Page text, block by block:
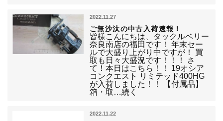
2022.11.27
ご無沙汰の中古入荷速報！
皆様こんにちは、タックルベリー
奈良南店の福田です！ 年末セー
ルで大盛り上がり中ですが！ 買
取も日々大盛況です！！！ さ
て！本日はこちら！！ 19オシア
コンクエスト リミテッド400HG
が入荷しました！！ 【付属品】
箱・取…続く
2022.11.22